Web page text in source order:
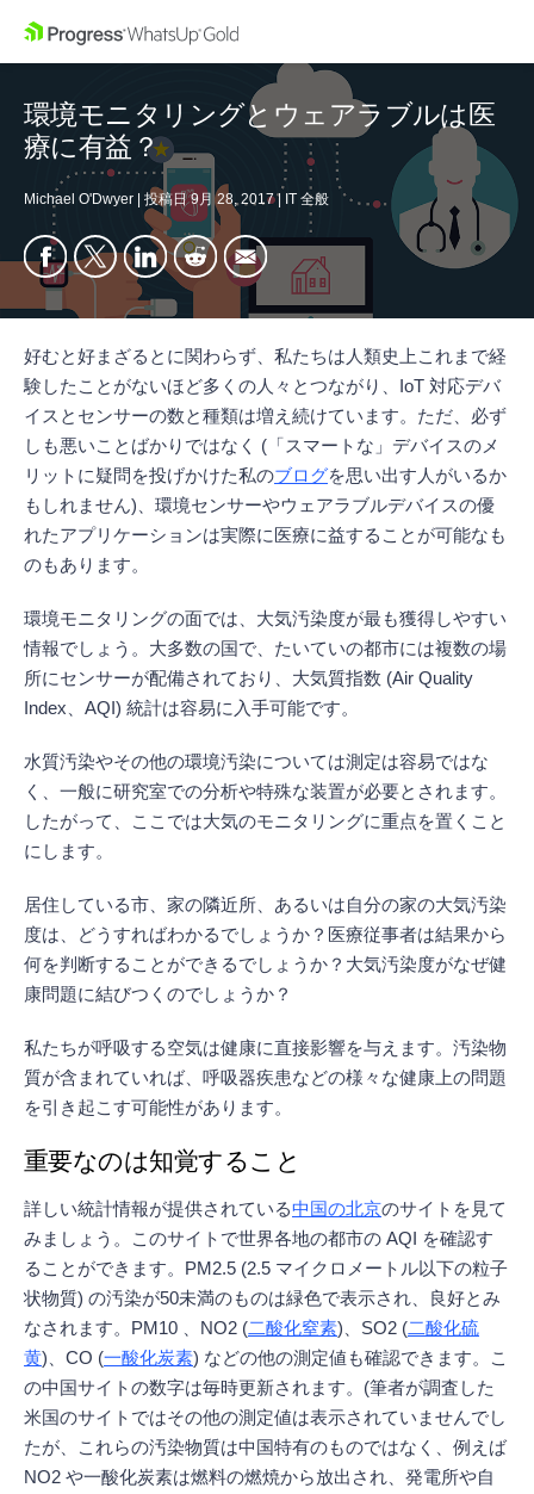
環境モニタリングとウェアラブルは医
療に有益？
Michael O'Dwyer 投稿日 9月 28, 2017 | IT 全般
好むと好まざるとに関わらず、私たちは人類史上これまで経
験したことがないほど多くの人々とつながり、IoT 対応デバ
イスとセンサーの数と種類は増え続けています。ただ、必ず
しも悪いことばかりではなく (「スマートな」デバイスのメ
リットに疑問を投げかけた私のブログを思い出す人がいるか
もしれません)、環境センサーやウェアラブルデバイスの優
れたアプリケーションは実際に医療に益することが可能なも
のもあります。
環境モニタリングの面では、大気汚染度が最も獲得しやすい
情報でしょう。大多数の国で、たいていの都市には複数の場
所にセンサーが配備されており、大気質指数 (Air Quality
Index、AQI) 統計は容易に入手可能です。
水質汚染やその他の環境汚染については測定は容易ではな
く、一般に研究室での分析や特殊な装置が必要とされます。
したがって、ここでは大気のモニタリングに重点を置くこと
にします。
居住している市、家の隣近所、あるいは自分の家の大気汚染
度は、どうすればわかるでしょうか？医療従事者は結果から
何を判断することができるでしょうか？大気汚染度がなぜ健
康問題に結びつくのでしょうか？
私たちが呼吸する空気は健康に直接影響を与えます。汚染物
質が含まれていれば、呼吸器疾患などの様々な健康上の問題
を引き起こす可能性があります。
重要なのは知覚すること
詳しい統計情報が提供されている中国の北京のサイトを見て
みましょう。このサイトで世界各地の都市の AQI を確認す
ることができます。PM2.5 (2.5 マイクロメートル以下の粒子
状物質) の汚染が50未満のものは緑色で表示され、良好とみ
なされます。PM10 、NO2 (二酸化窒素)、SO2 (二酸化硫
黄)、CO (一酸化炭素) などの他の測定値も確認できます。こ
の中国サイトの数字は毎時更新されます。(筆者が調査した
米国のサイトではその他の測定値は表示されていませんでし
たが、これらの汚染物質は中国特有のものではなく、例えば
NO2 や一酸化炭素は燃料の燃焼から放出され、発電所や自